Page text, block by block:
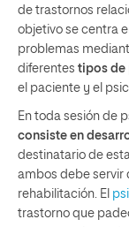
de trastornos
objetivo se centra
problemas
diferentes tipos de
el paciente y el
En toda sesión de
consiste en
destinatario de
ambos debe servir
rehabilitación. El
trastorno que